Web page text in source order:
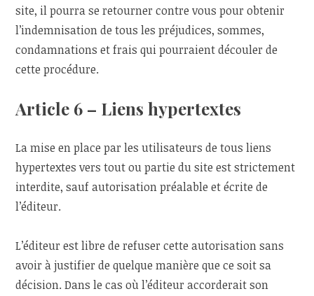
site, il pourra se retourner contre vous pour obtenir
l’indemnisation de tous les préjudices, sommes,
condamnations et frais qui pourraient découler de
cette procédure.
Article 6 – Liens hypertextes
La mise en place par les utilisateurs de tous liens
hypertextes vers tout ou partie du site est strictement
interdite, sauf autorisation préalable et écrite de
l’éditeur.
L’éditeur est libre de refuser cette autorisation sans
avoir à justifier de quelque manière que ce soit sa
décision. Dans le cas où l’éditeur accorderait son